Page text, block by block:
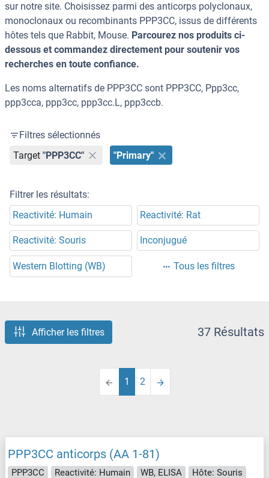
sur notre site. Choisissez parmi des anticorps polyclonaux,
monoclonaux ou recombinants PPP3CC, issus de différents
hôtes tels que Rabbit, Mouse. Parcourez nos produits ci-
dessous et commandez directement pour soutenir vos
recherches en toute confiance.
Les noms alternatifs de PPP3CC sont PPP3CC, Ppp3cc,
ppp3cca, ppp3cc, ppp3cc.L, ppp3ccb.
Filtres sélectionnés
Target "PPP3CC" "Primary"
Filtrer les résultats:
Reactivité: Humain
Reactivité: Rat
Reactivité: Souris Inconjugué
Western Blotting (WB) Tous les filtres
Afficher les filtres 37 Résultats
1 2
PPP3CC anticorps (AA 1-81)
PPP3CC Reactivité: Humain WB, ELISA
Hôte: Souris